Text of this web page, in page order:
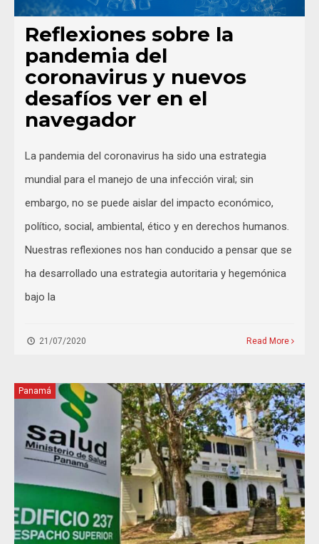
Reflexiones sobre la
pandemia del
coronavirus y nuevos
desafíos ver en el
navegador
La pandemia del coronavirus ha sido una estrategia
mundial para el manejo de una infección viral; sin
embargo, no se puede aislar del impacto económico,
político, social, ambiental, ético y en derechos humanos.
Nuestras reflexiones nos han conducido a pensar que se
ha desarrollado una estrategia autoritaria y hegemónica
bajo la
21/07/2020 Read More
Panamá